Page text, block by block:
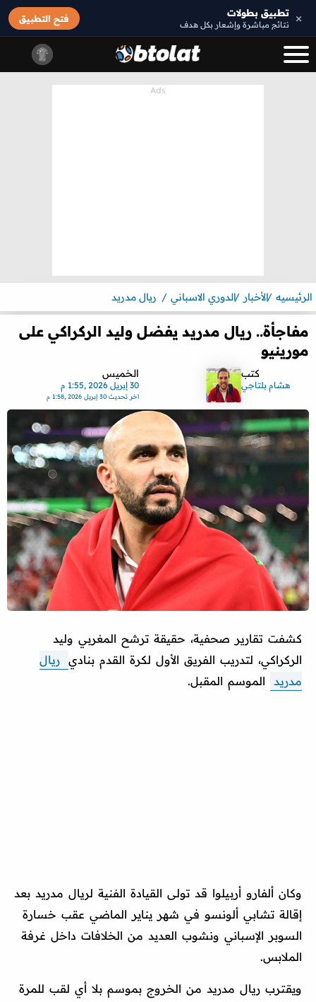
× تطبيق بطولات
نتائج مباشرة وإشعار بكل هدف
فتح التطبيق
الرئيسيه الأخبار الدوري الاسباني ريال مدريد
مفاجأة.. ريال مدريد يفضل وليد الركراكي على
مورينيو
كتب
هشام بلتاجي
الخميس
30 إبريل 2026 ,1:55 م
اخر تحديث30 إبريل 2026 ,1:58 م
كشفت تقارير صحفية، حقيقة ترشح المغربي وليد
الركراكي، لتدريب الفريق الأول لكرة القدم بنادي ريال
مدريد
الموسم المقبل.
وكان ألفارو أربيلوا قد تولى القيادة الفنية لريال مدريد بعد
إقالة تشابي ألونسو في شهر يناير الماضي عقب خسارة
السوبر الإسباني ونشوب العديد من الخلافات داخل غرفة
الملابس.
ويقترب ريال مدريد من الخروج بموسم بلا أي لقب للمرة